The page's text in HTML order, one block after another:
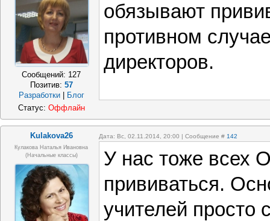
Сообщений: 127
Позитив: 57
Разработки | Блог
обязывают
противном
директоров.
Статус: Оффлайн
Kulakova26 Дата: Вс, 02.11.2014, 20:00 | Сообщение # 142
Кулакова Наталья Ивановна
(начальные классы)
У нас тоже
прививаться.
учителей просто